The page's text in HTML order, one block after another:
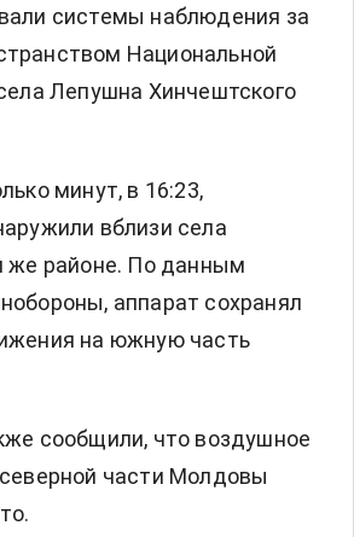
системы наблюдения за
Национальной
Лепушна Хинчештского
минут, в 16:23,
вблизи села
же районе. По данным
аппарат сохранял
на южную часть
сообщили, что воздушное
части Молдовы